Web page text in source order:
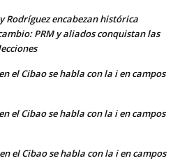
Rodríguez encabezan histórica
PRM y aliados conquistan las
el Cibao se habla con la i en campos
el Cibao se habla con la i en campos
el Cibao se habla con la i en campos